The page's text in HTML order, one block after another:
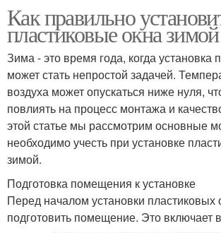
Как правильно
пластиковые окна зимой
Зима - это время года, когда установка
может стать непростой задачей.
воздуха может опускаться ниже нуля,
повлиять на процесс монтажа и
этой статье мы рассмотрим основные
необходимо учесть при установке
зимой.
Подготовка помещения к установке
Перед началом установки пластиковых
подготовить помещение. Это включает